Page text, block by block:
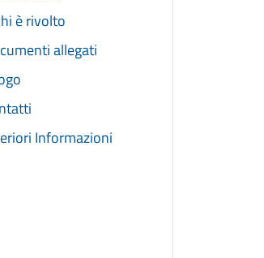
è rivolto
allegati
Informazioni